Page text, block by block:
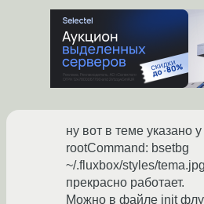
ну вот в теме указано
rootCommand: bsetbg
~/.fluxbox/styles/tema.jpg
прекрасно работает.
Можно в файле init